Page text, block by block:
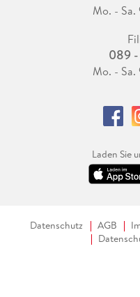
Mo. -
089
Mo. -
Laden Sie
Datenschutz AGB